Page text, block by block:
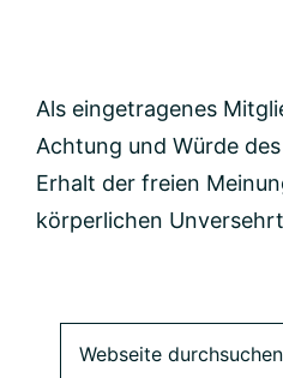
Als eingetragenes
Achtung und Würde
Erhalt der freien
körperlichen
Seitenspalte
durchsuchen